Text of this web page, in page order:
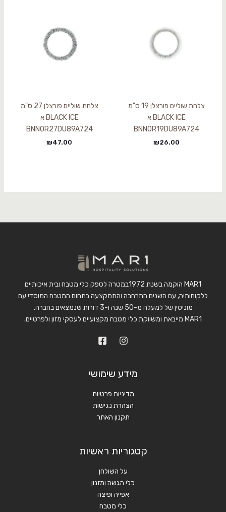
צלחת שוליים פורצלן 19 ס"מ
BLACK ICE א
BNNOR19DU89A724
₪26.00
צלחת שוליים פורצלן 27 ס"מ
BLACK ICE א
BNNOR27DU89A724
₪47.00
MAR1 הוקמה בשנת 1972במטרה לספק כלי מטבח ובית איכותיים
ללקוחותיה, עם השנים התרחבה והתמקצעה בתחום המטבח המוסדי עם
מוניטין של למעלה מ-50 שנה ו-3 דורות שנמצאים בחברה.
MAR1 מייבאת ומשווקת כלי מטבח מקצועיים לעסקי מזון ולפרטיים.
מידע שימושי
מדיניות פרטיות
הצהרת נגישות
תקנון האתר
קטגוריות ראשיות
על השולחן
כלי הגשה ומזנון
אפייה ופיצה
כלי מטבח